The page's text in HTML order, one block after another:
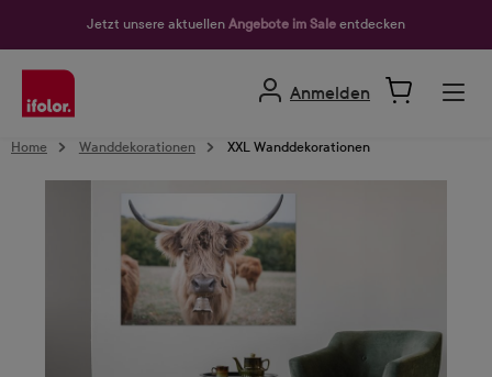
Jetzt unsere aktuellen Angebote im Sale entdecken
Anmelden
Home Wanddekorationen XXL Wanddekorationen